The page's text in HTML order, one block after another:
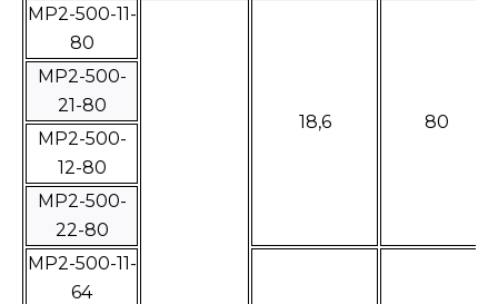
МР2-500-11-
80
18,6 80
МР2-500-
21-80
МР2-500-
12-80
МР2-500-
22-80
МР2-500-11-
64